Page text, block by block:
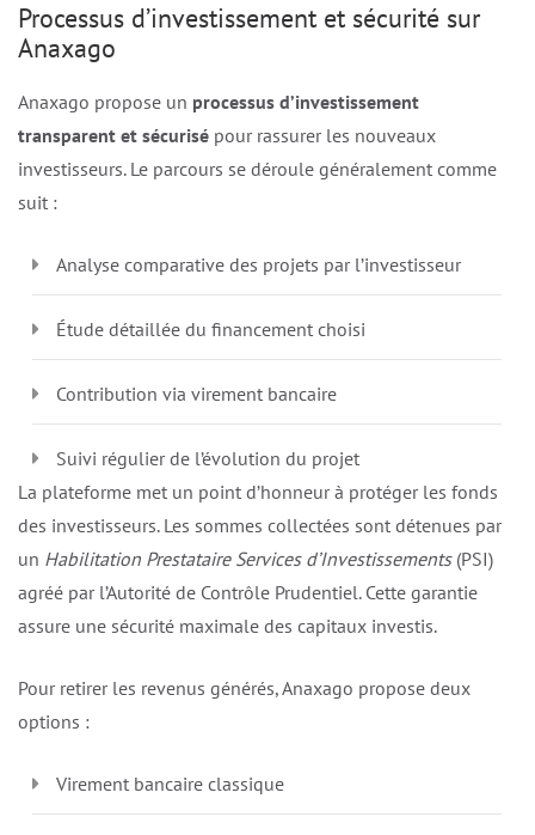
Processus d’investissement et sécurité sur
Anaxago
Anaxago propose un processus d’investissement
transparent et sécurisé pour rassurer les nouveaux
investisseurs. Le parcours se déroule généralement comme
suit :
Analyse comparative des projets par l’investisseur
Étude détaillée du financement choisi
Contribution via virement bancaire
Suivi régulier de l’évolution du projet
La plateforme met un point d’honneur à protéger les fonds
des investisseurs. Les sommes collectées sont détenues par
un Habilitation Prestataire Services d’Investissements(PSI)
agréé par l’Autorité de Contrôle Prudentiel. Cette garantie
assure une sécurité maximale des capitaux investis.
Pour retirer les revenus générés, Anaxago propose deux
options :
Virement bancaire classique